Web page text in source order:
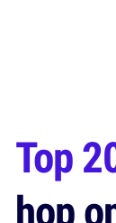
Top
hop